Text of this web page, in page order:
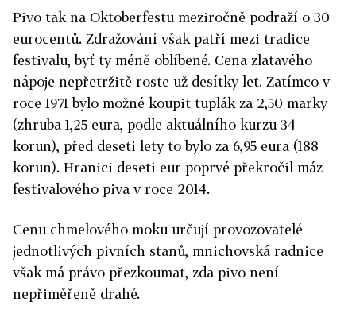
Pivo tak na Oktoberfestu meziročně podraží o 30
eurocentů. Zdražování však patří mezi tradice
festivalu, byť ty méně oblíbené. Cena zlatavého
nápoje nepřetržitě roste už desítky let. Zatímco v
roce 1971 bylo možné koupit tuplák za 2,50 marky
(zhruba 1,25 eura, podle aktuálního kurzu 34
korun), před deseti lety to bylo za 6,95 eura (188
korun). Hranici deseti eur poprvé překročil máz
festivalového piva v roce 2014.
Cenu chmelového moku určují provozovatelé
jednotlivých pivních stanů, mnichovská radnice
však má právo přezkoumat, zda pivo není
nepřiměřeně drahé.